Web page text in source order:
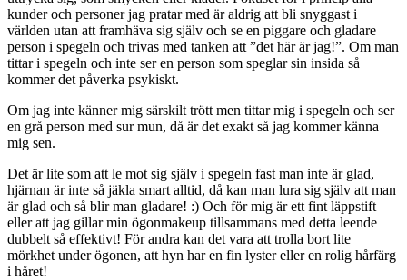
kunder och personer jag pratar med är aldrig att bli snyggast i
världen utan att framhäva sig själv och se en piggare och gladare
person i spegeln och trivas med tanken att ”det här är jag!”. Om man
tittar i spegeln och inte ser en person som speglar sin insida så
kommer det påverka psykiskt.
Om jag inte känner mig särskilt trött men tittar mig i spegeln och ser
en grå person med sur mun, då är det exakt så jag kommer känna
mig sen.
Det är lite som att le mot sig själv i spegeln fast man inte är glad,
hjärnan är inte så jäkla smart alltid, då kan man lura sig själv att man
är glad och så blir man gladare! :) Och för mig är ett fint läppstift
eller att jag gillar min ögonmakeup tillsammans med detta leende
dubbelt så effektivt! För andra kan det vara att trolla bort lite
mörkhet under ögonen, att hyn har en fin lyster eller en rolig hårfärg
i håret!